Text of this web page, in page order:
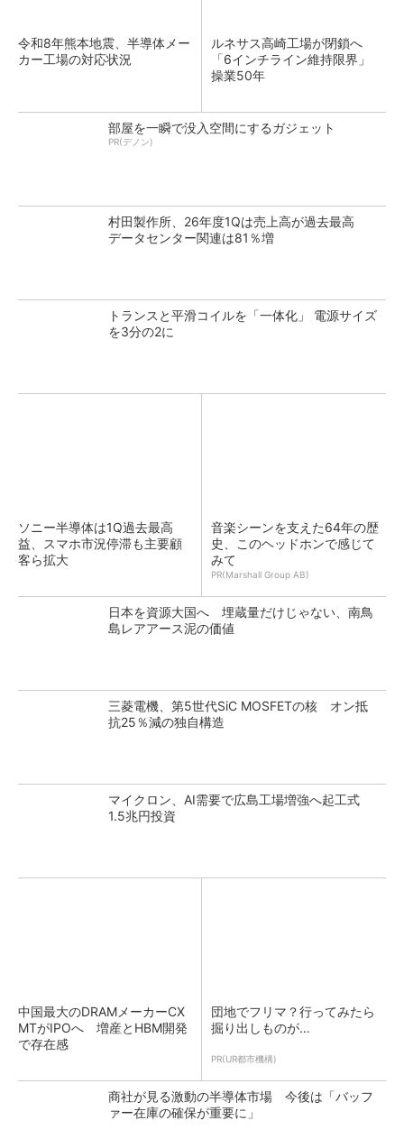
令和8年熊本地震、半導体メー
カー工場の対応状況
ルネサス高崎工場が閉鎖へ
「6インチライン維持限界」
操業50年
部屋を一瞬で没入空間にするガジェット
PR(デノン)
村田製作所、26年度1Qは売上高が過去最高
データセンター関連は81％増
トランスと平滑コイルを「一体化」 電源サイズ
を3分の2に
ソニー半導体は1Q過去最高
益、スマホ市況停滞も主要顧
客ら拡大
音楽シーンを支えた64年の歴
史、このヘッドホンで感じて
みて
PR(Marshall Group AB)
日本を資源大国へ 埋蔵量だけじゃない、南鳥
島レアアース泥の価値
三菱電機、第5世代SiC MOSFETの核 オン抵
抗25％減の独自構造
マイクロン、AI需要で広島工場増強へ起工式
1.5兆円投資
中国最大のDRAMメーカーCX
MTがIPOへ 増産とHBM開発
で存在感
団地でフリマ？行ってみたら
掘り出しものが…
PR(UR都市機構)
商社が見る激動の半導体市場 今後は「バッフ
ァー在庫の確保が重要に」